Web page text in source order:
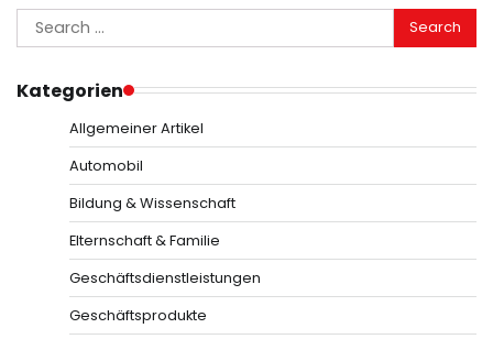
Search
for:
Kategorien
Allgemeiner Artikel
Automobil
Bildung & Wissenschaft
Elternschaft & Familie
Geschäftsdienstleistungen
Geschäftsprodukte